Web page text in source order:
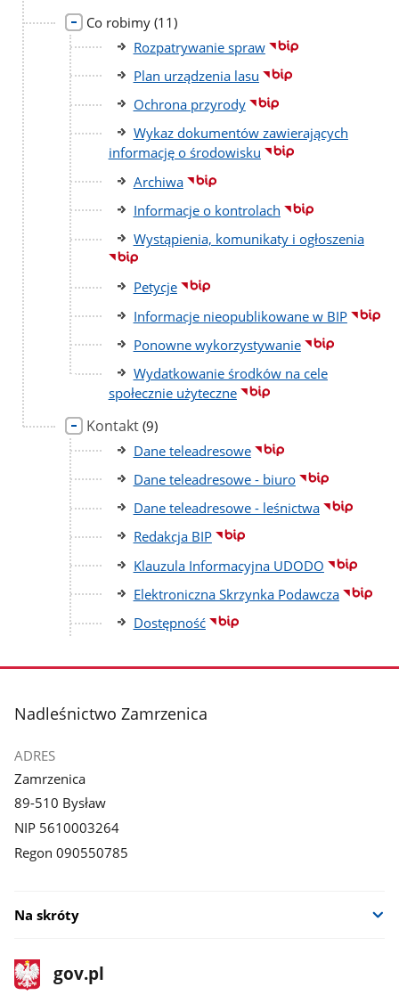
Co robimy liczba
podstron
(11)
Rozpatrywanie spraw
Plan urządzenia lasu
Ochrona przyrody
Wykaz dokumentów zawierających
informację o środowisku
Archiwa
Informacje o kontrolach
Wystąpienia, komunikaty i ogłoszenia
Petycje
Informacje nieopublikowane w BIP
Ponowne wykorzystywanie
Wydatkowanie środków na cele
społecznie użyteczne
Kontakt liczba
podstron
(9)
Dane teleadresowe
Dane teleadresowe - biuro
Dane teleadresowe - leśnictwa
Redakcja BIP
Klauzula Informacyjna UDODO
Elektroniczna Skrzynka Podawcza
Dostępność
stopka
Nadleśnictwo Zamrzenica
ADRES
Zamrzenica
89-510 Bysław
NIP 5610003264
Regon 090550785
Na skróty
stopka
gov.pl
Strona
gov.pl